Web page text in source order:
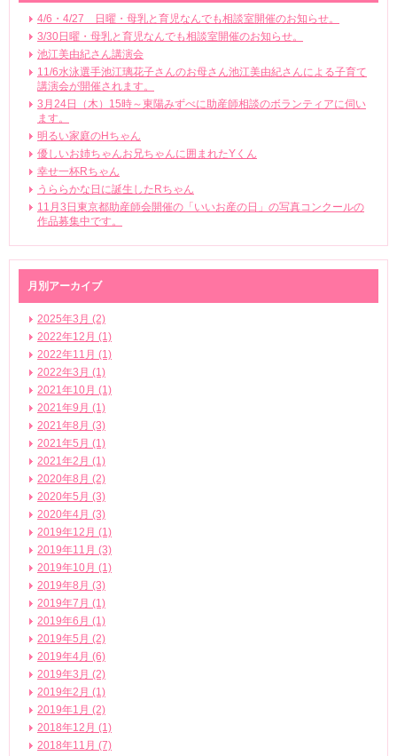
4/6・4/27 日曜・母乳と育児なんでも相談室開催のお知らせ。
3/30日曜・母乳と育児なんでも相談室開催のお知らせ。
池江美由紀さん講演会
11/6水泳選手池江璃花子さんのお母さん池江美由紀さんによる子育て
講演会が開催されます。
3月24日（木）15時～東陽みずべに助産師相談のボランティアに伺い
ます。
明るい家庭のHちゃん
優しいお姉ちゃんお兄ちゃんに囲まれたYくん
幸せ一杯Rちゃん
うららかな日に誕生したRちゃん
11月3日東京都助産師会開催の「いいお産の日」の写真コンクールの
作品募集中です。
月別アーカイブ
2025年3月 (2)
2022年12月 (1)
2022年11月 (1)
2022年3月 (1)
2021年10月 (1)
2021年9月 (1)
2021年8月 (3)
2021年5月 (1)
2021年2月 (1)
2020年8月 (2)
2020年5月 (3)
2020年4月 (3)
2019年12月 (1)
2019年11月 (3)
2019年10月 (1)
2019年8月 (3)
2019年7月 (1)
2019年6月 (1)
2019年5月 (2)
2019年4月 (6)
2019年3月 (2)
2019年2月 (1)
2019年1月 (2)
2018年12月 (1)
2018年11月 (7)